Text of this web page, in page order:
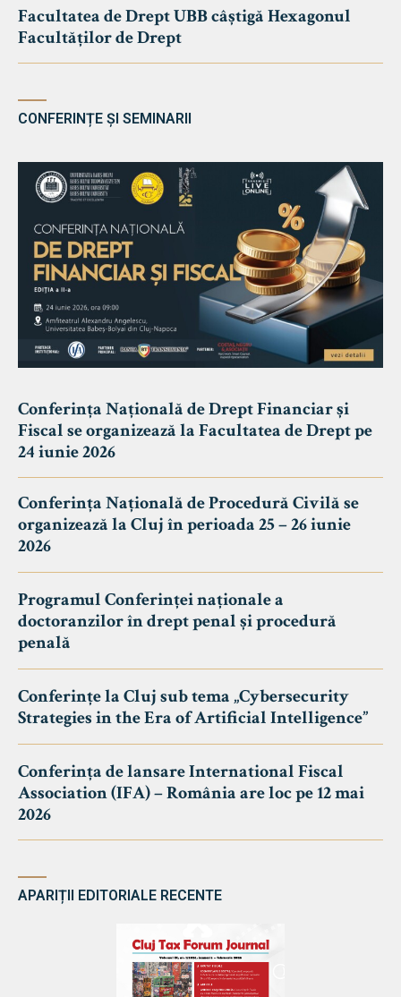
Facultatea de Drept UBB câștigă Hexagonul
Facultăților de Drept
CONFERINȚE ȘI SEMINARII
Conferința Națională de Drept Financiar și
Fiscal se organizează la Facultatea de Drept pe
24 iunie 2026
Conferința Națională de Procedură Civilă se
organizează la Cluj în perioada 25 – 26 iunie
2026
Programul Conferinței naționale a
doctoranzilor în drept penal și procedură
penală
Conferințe la Cluj sub tema „Cybersecurity
Strategies in the Era of Artificial Intelligence”
Conferința de lansare International Fiscal
Association (IFA) – România are loc pe 12 mai
2026
APARIȚII EDITORIALE RECENTE